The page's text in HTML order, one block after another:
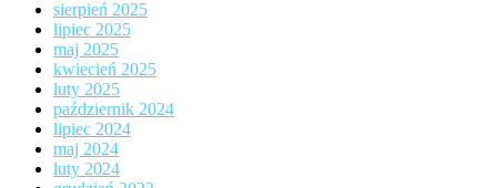
sierpień 2025
lipiec 2025
maj 2025
kwiecień 2025
luty 2025
październik 2024
lipiec 2024
maj 2024
luty 2024